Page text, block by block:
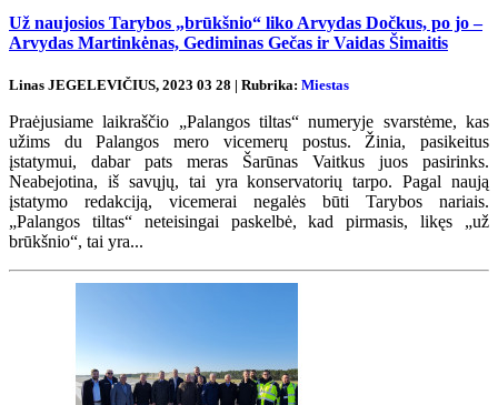
Už naujosios Tarybos „brūkšnio“ liko Arvydas Dočkus, po jo –
Arvydas Martinkėnas, Gediminas Gečas ir Vaidas Šimaitis
Linas JEGELEVIČIUS, 2023 03 28 | Rubrika: Miestas
Praėjusiame laikraščio „Palangos tiltas“ numeryje svarstėme, kas
užims du Palangos mero vicemerų postus. Žinia, pasikeitus
įstatymui, dabar pats meras Šarūnas Vaitkus juos pasirinks.
Neabejotina, iš savųjų, tai yra konservatorių tarpo. Pagal naują
įstatymo redakciją, vicemerai negalės būti Tarybos nariais.
„Palangos tiltas“ neteisingai paskelbė, kad pirmasis, likęs „už
brūkšnio“, tai yra...